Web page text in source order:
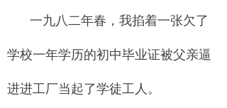
一九八二年春，我掐着一张欠了
学校一年学历的初中毕业证被父亲逼
进进工厂当起了学徒工人。